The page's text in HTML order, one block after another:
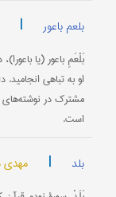
بلعم باعور |
بَلْعَمِ باعور (یا
او به‌ تباهی‌
مشترک‌ در
است‌.
بلد |